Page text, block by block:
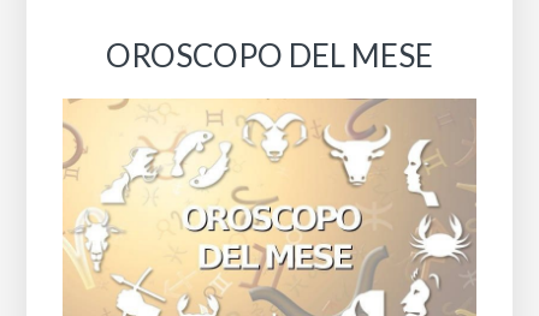
OROSCOPO DEL MESE